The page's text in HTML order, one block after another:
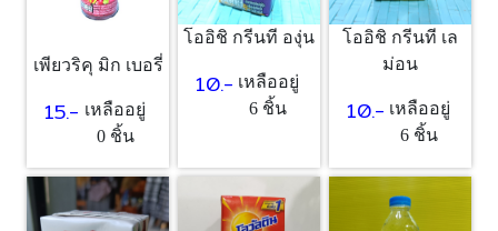
เพียวริคุ มิก เบอรี่
15.- เหลืออยู่
0 ชิ้น
โออิชิ กรีนที องุ่น
10.- เหลืออยู่
6 ชิ้น
โออิชิ กรีนที เล
ม่อน
10.- เหลืออยู่
6 ชิ้น